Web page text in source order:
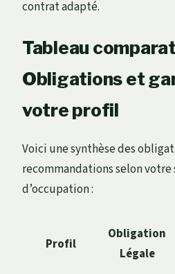
contrat adapté.
Tableau
Obligations et
votre profil
Voici une synthèse des
recommandations selon
d’occupation :
Profil
Obligation
Légale